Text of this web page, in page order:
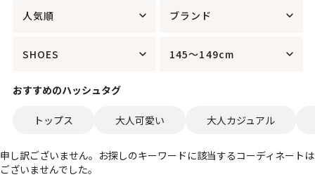
人気順 ブランド
SHOES 145～149cm
おすすめのハッシュタグ
トップス 大人可愛い 大人カジュアル
申し訳ございません。お探しのキーワードに該当するコーディネートは
ございませんでした。